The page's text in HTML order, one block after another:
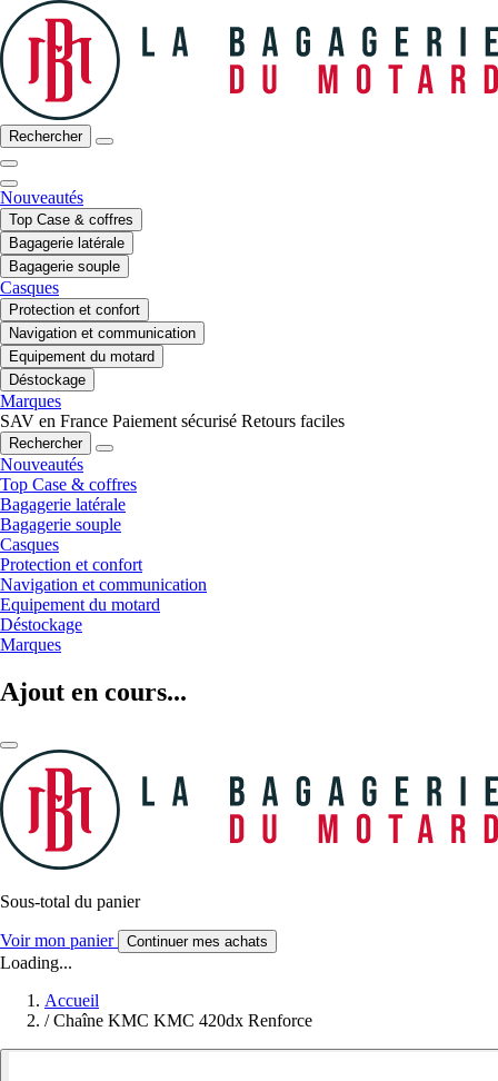
Rechercher
Nouveautés
Top Case & coffres
Bagagerie latérale
Bagagerie souple
Casques
Protection et confort
Navigation et communication
Equipement du motard
Déstockage
Marques
SAV en France Paiement sécurisé Retours faciles
Rechercher
Nouveautés
Top Case & coffres
Bagagerie latérale
Bagagerie souple
Casques
Protection et confort
Navigation et communication
Equipement du motard
Déstockage
Marques
Ajout en cours...
Sous-total du panier
Voir mon panier Continuer mes achats
Loading...
Accueil
/ Chaîne KMC KMC 420dx Renforce